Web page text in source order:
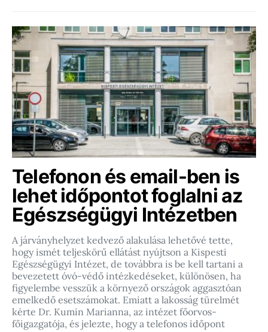
Telefonon és email-ben is
lehet időpontot foglalni az
Egészségügyi Intézetben
A járványhelyzet kedvező alakulása lehetővé tette,
hogy ismét teljeskörű ellátást nyújtson a Kispesti
Egészségügyi Intézet, de továbbra is be kell tartani a
bevezetett óvó-védő intézkedéseket, különösen, ha
figyelembe vesszük a környező országok aggasztóan
emelkedő esetszámokat. Emiatt a lakosság türelmét
kérte Dr. Kumin Marianna, az intézet főorvos-
főigazgatója, és jelezte, hogy a telefonos időpont